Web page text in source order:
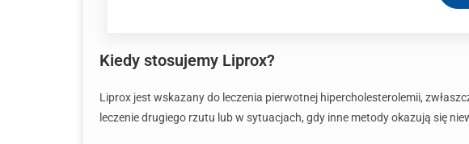
Kiedy stosujemy Liprox?
Liprox jest wskazany do leczenia pierwotnej hipercholesterolemii,
leczenie drugiego rzutu lub w sytuacjach, gdy inne metody okazują się